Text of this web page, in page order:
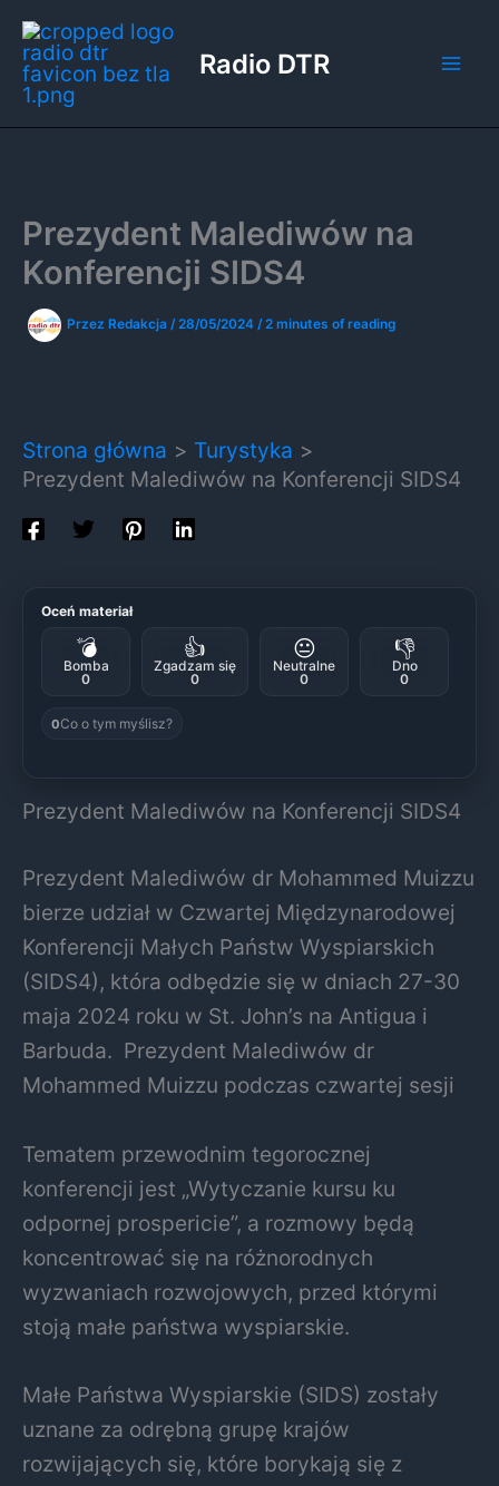
Przejdź
do
treści
Radio DTR
Prezydent Malediwów na
Konferencji SIDS4
Przez Redakcja /28/05/2024 /2 minutes of reading
Strona główna
Turystyka
Prezydent Malediwów na Konferencji SIDS4
Oceń materiał
💣
Bomba
0
👍
Zgadzam się
0
😐
Neutralne
0
👎
Dno
0
0Co o tym myślisz?
Prezydent Malediwów na Konferencji SIDS4
Prezydent Malediwów dr Mohammed Muizzu
bierze udział w Czwartej Międzynarodowej
Konferencji Małych Państw Wyspiarskich
(SIDS4), która odbędzie się w dniach 27-30
maja 2024 roku w St. John’s na Antigua i
Barbuda. Prezydent Malediwów dr
Mohammed Muizzu podczas czwartej sesji
Tematem przewodnim tegorocznej
konferencji jest „Wytyczanie kursu ku
odpornej prospericie”, a rozmowy będą
koncentrować się na różnorodnych
wyzwaniach rozwojowych, przed którymi
stoją małe państwa wyspiarskie.
Małe Państwa Wyspiarskie (SIDS) zostały
uznane za odrębną grupę krajów
rozwijających się, które borykają się z